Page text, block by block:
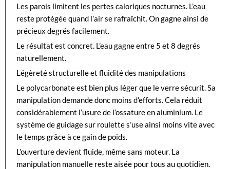
Les parois limitent les pertes caloriques nocturnes. L’eau
reste protégée quand l’air se rafraîchit. On gagne ainsi de
précieux degrés facilement.
Le résultat est concret. L’eau gagne entre 5 et 8 degrés
naturellement.
Légèreté structurelle et fluidité des manipulations
Le polycarbonate est bien plus léger que le verre sécurit. Sa
manipulation demande donc moins d’efforts. Cela réduit
considérablement l’usure de l’ossature en aluminium. Le
système de guidage sur roulette s’use ainsi moins vite avec
le temps grâce à ce gain de poids.
L’ouverture devient fluide, même sans moteur. La
manipulation manuelle reste aisée pour tous au quotidien.